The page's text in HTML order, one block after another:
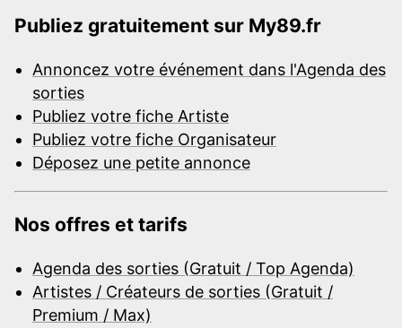
Publiez gratuitement sur My89.fr
Annoncez votre événement dans l'Agenda des
sorties
Publiez votre fiche Artiste
Publiez votre fiche Organisateur
Déposez une petite annonce
Nos offres et tarifs
Agenda des sorties (Gratuit / Top Agenda)
Artistes / Créateurs de sorties (Gratuit /
Premium / Max)